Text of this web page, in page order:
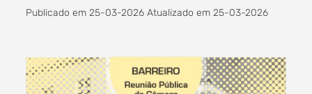
Tipo de conteúdo
Publicado em 25-03-2026 Atualizado em 25-03-2026